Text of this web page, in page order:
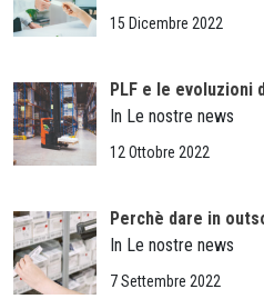
15 Dicembre 2022
PLF e le
In Le nostre news
12 Ottobre 2022
Perchè dare in
In Le nostre news
7 Settembre 2022